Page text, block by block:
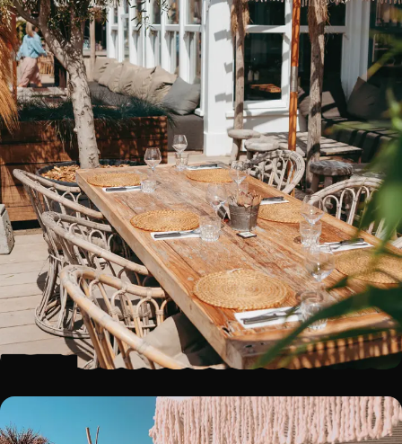
BRANDING
Noordwijk